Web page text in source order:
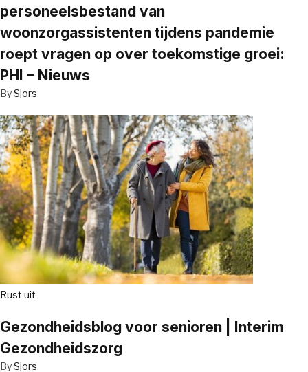
personeelsbestand van
woonzorgassistenten tijdens pandemie
roept vragen op over toekomstige groei:
PHI – Nieuws
BySjors
Rust uit
Gezondheidsblog voor senioren | Interim
Gezondheidszorg
BySjors